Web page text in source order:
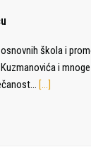
škola i
i
[…]